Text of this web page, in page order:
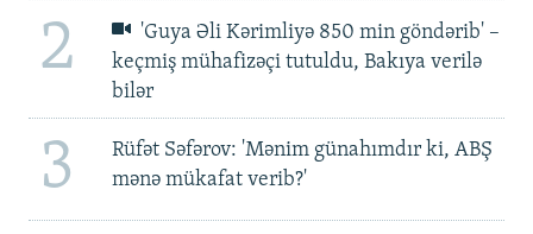
2
'Guya Əli Kərimliyə 850 min göndərib' –
keçmiş mühafizəçi tutuldu, Bakıya verilə
bilər
3
Rüfət Səfərov: 'Mənim günahımdır ki, ABŞ
mənə mükafat verib?'